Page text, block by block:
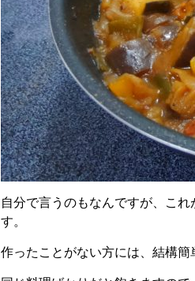
自分で言うのもなんですが、こ
す。
作ったことがない方には、結構